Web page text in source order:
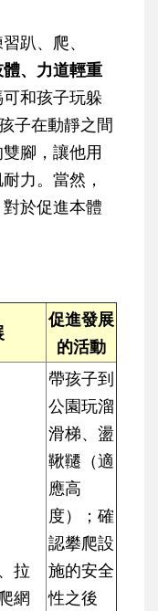
趴、爬、
、力道輕重
和孩子玩躲
子在動靜之間
腳，讓他用
力。當然，
於促進本體
促進發展
的活動
拉
網
帶孩子到
公園玩溜
滑梯、盪
鞦韆（適
應高
度）；確
認攀爬設
施的安全
性之後